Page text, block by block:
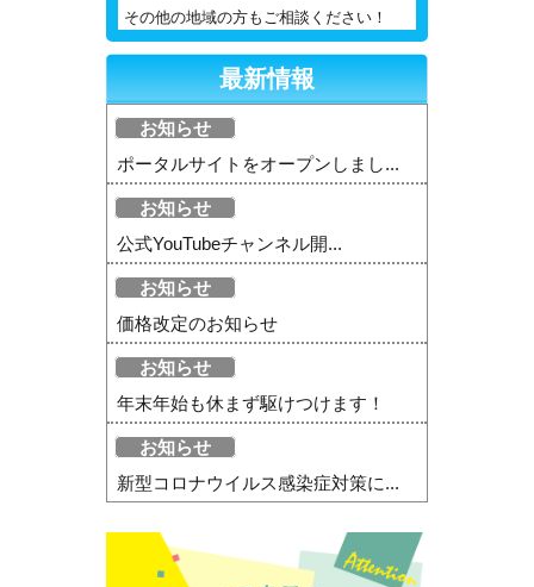
その他の地域の方もご相談ください！
最新情報
お知らせ
ポータルサイトをオープンしまし...
お知らせ
公式YouTubeチャンネル開...
お知らせ
価格改定のお知らせ
お知らせ
年末年始も休まず駆けつけます！
お知らせ
新型コロナウイルス感染症対策に...